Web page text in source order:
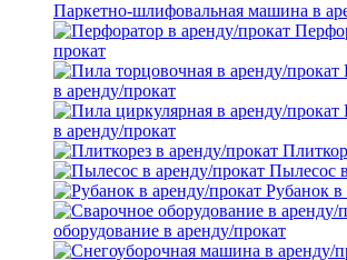
Паркетно-шлифовальная машина в
прокат
в аренду/прокат
в аренду/прокат
Пылесос
Рубанок в
оборудование в аренду/прокат